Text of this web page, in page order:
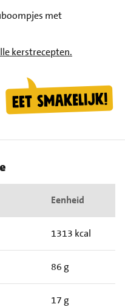
met
kerstrecepten.
Eenheid
1313 kcal
86 g
17 g